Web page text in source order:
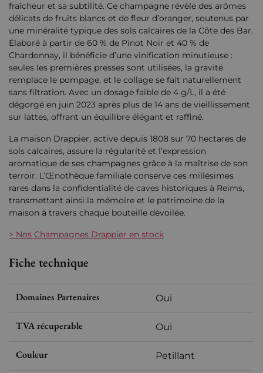
fraîcheur et sa subtilité. Ce champagne révèle des arômes
délicats de fruits blancs et de fleur d’oranger, soutenus par
une minéralité typique des sols calcaires de la Côte des Bar.
Élaboré à partir de 60 % de Pinot Noir et 40 % de
Chardonnay, il bénéficie d’une vinification minutieuse :
seules les premières presses sont utilisées, la gravité
remplace le pompage, et le collage se fait naturellement
sans filtration. Avec un dosage faible de 4 g/L, il a été
dégorgé en juin 2023 après plus de 14 ans de vieillissement
sur lattes, offrant un équilibre élégant et raffiné.
La maison Drappier, active depuis 1808 sur 70 hectares de
sols calcaires, assure la régularité et l’expression
aromatique de ses champagnes grâce à la maîtrise de son
terroir. L’Œnothèque familiale conserve ces millésimes
rares dans la confidentialité de caves historiques à Reims,
transmettant ainsi la mémoire et le patrimoine de la
maison à travers chaque bouteille dévoilée.
> Nos Champagnes Drappier en stock
Fiche technique
Domaines Partenaires Oui
TVA récuperable Oui
Couleur Petillant